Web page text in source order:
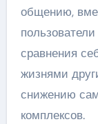
общению,
сравнения
жизнями
снижению
комплексов.